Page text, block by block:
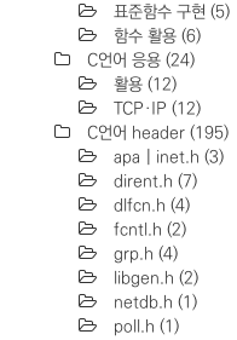
표준함수 구현 (5)
함수 활용 (6)
C언어 응용 (24)
활용 (12)
TCP·IP (12)
C언어 header (195)
apa | inet.h (3)
dirent.h (7)
dlfcn.h (4)
fcntl.h (2)
grp.h (4)
libgen.h (2)
netdb.h (1)
poll.h (1)